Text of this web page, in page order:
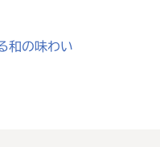
和の味わい